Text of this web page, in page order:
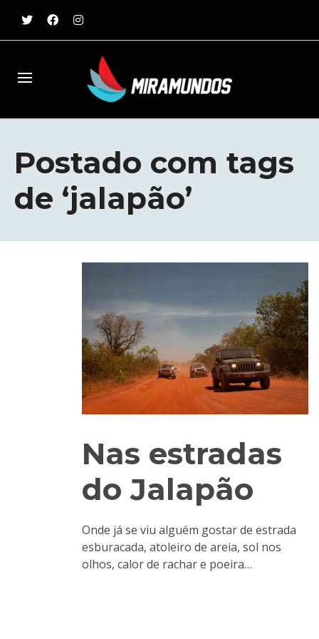
Postado com tags
de ‘jalapão’
Nas estradas
do Jalapão
Onde já se viu alguém gostar de estrada
esburacada, atoleiro de areia, sol nos
olhos, calor de rachar e poeira…